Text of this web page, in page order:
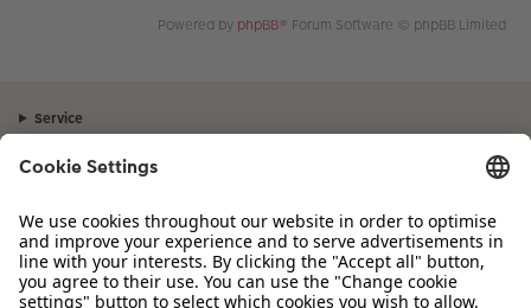
Powered by phpBB® Forum Software © phpBB Limited
Service
Sortiment